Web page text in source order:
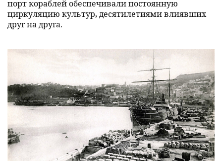
порт кораблей обеспечивали постоянную
циркуляцию культур, десятилетиями влиявших
друг на друга.